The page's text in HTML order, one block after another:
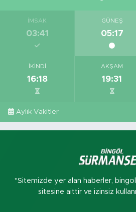
İMSAK
03:41
GÜNEŞ
05:17
İKINDI
16:18
AKŞAM
19:31
Aylık Vakitler
"Sitemizde yer alan haberler,
sitesine aittir ve izinsiz